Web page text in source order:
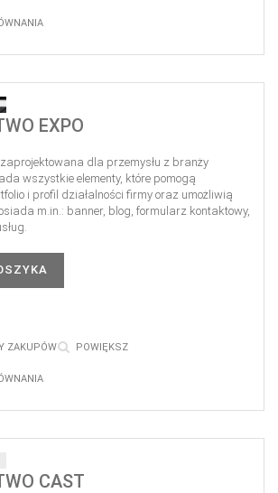
EXPO
dla przemysłu z branży
wszystkie elementy, które pomogą
i profil działalności firmy oraz umożliwią
m.in.: banner, blog, formularz kontaktowy,
ZAKUPÓW POWIĘKSZ
CAST